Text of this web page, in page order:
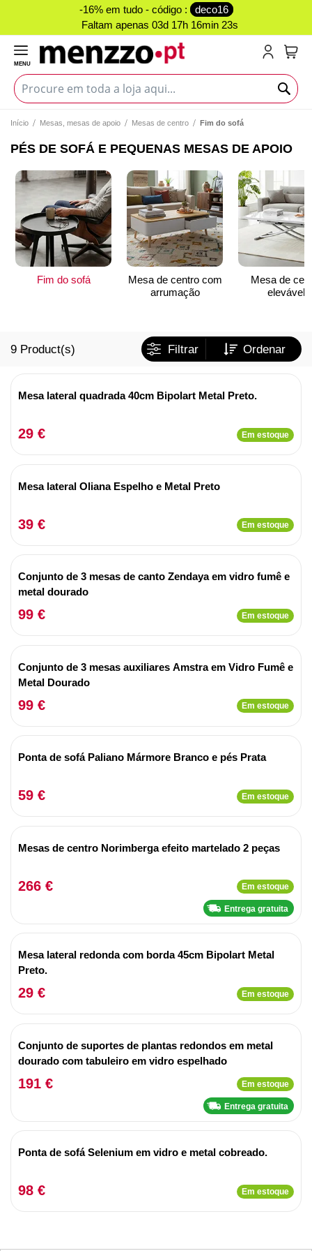
-16% em tudo - código :
deco16
Faltam apenas 03d 17h 16min 23s
MENU
Início Mesas, mesas de apoio Mesas de centro Fim do sofá
PÉS DE SOFÁ E PEQUENAS MESAS DE APOIO
Fim do sofá
Mesa de centro com
arrumação
Mesa de
elevável
9 Product(s) Filtrar Ordenar
Mesa lateral quadrada 40cm Bipolart Metal Preto.
29 € Em estoque
Mesa lateral Oliana Espelho e Metal Preto
39 € Em estoque
Conjunto de 3 mesas de canto Zendaya em vidro fumê e
metal dourado
99 € Em estoque
Conjunto de 3 mesas auxiliares Amstra em Vidro Fumê e
Metal Dourado
99 € Em estoque
Ponta de sofá Paliano Mármore Branco e pés Prata
59 € Em estoque
Mesas de centro Norimberga efeito martelado 2 peças
266 € Em estoque
Entrega gratuita
Mesa lateral redonda com borda 45cm Bipolart Metal
Preto.
29 € Em estoque
Conjunto de suportes de plantas redondos em metal
dourado com tabuleiro em vidro espelhado
191 € Em estoque
Entrega gratuita
Ponta de sofá Selenium em vidro e metal cobreado.
98 € Em estoque